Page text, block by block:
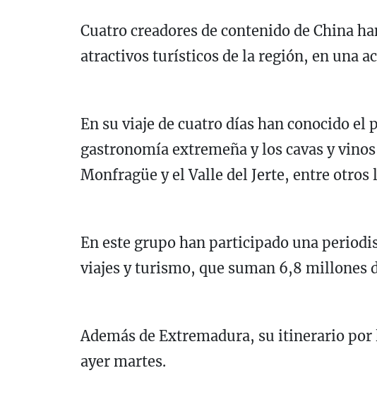
Cuatro creadores de contenido de China
atractivos turísticos de la región, en una
En su viaje de cuatro días han conocido
gastronomía extremeña y los cavas y
Monfragüe y el Valle del Jerte, entre otros
En este grupo han participado una
viajes y turismo, que suman 6,8 millones
Además de Extremadura, su itinerario
ayer martes.